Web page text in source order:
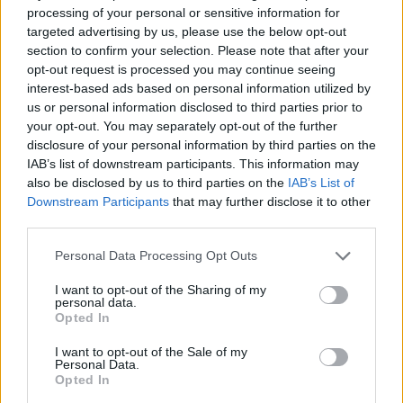
processing of your personal or sensitive information for
targeted advertising by us, please use the below opt-out
section to confirm your selection. Please note that after your
opt-out request is processed you may continue seeing
interest-based ads based on personal information utilized by
us or personal information disclosed to third parties prior to
your opt-out. You may separately opt-out of the further
disclosure of your personal information by third parties on the
IAB’s list of downstream participants. This information may
also be disclosed by us to third parties on the IAB’s List of
Downstream Participants that may further disclose it to other
Personal Data Processing Opt Outs
I want to opt-out of the Sharing of my
personal data.
Opted In
I want to opt-out of the Sale of my
Personal Data.
Opted In
que empeora notablemente la gastritis.
Qué podemos comer para ayudarnos
a sanar los síntomas de la gastritis?
Es muy importante comer alimentos altos en fibra,
harinas integrales, frutas y vegetales.
Grasas saludables como el aceite de oliva y carnes con
poca grasa como el pollo o pescado.
Anuncios
Probióticos
Los yogures frescos y el té kombucha son dos ejemplos
mantener sano el sistema digestivo. Consulte con su
médico sobre cuales probióticos son los más
Brócoli y ajo